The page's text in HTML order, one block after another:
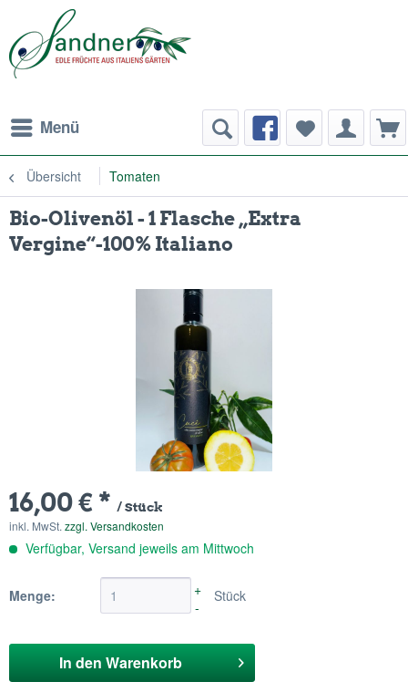
Menü
Übersicht Tomaten
Bio-Olivenöl - 1 Flasche „Extra
Vergine“-100% Italiano
16,00 € * / Stück
inkl. MwSt. zzgl. Versandkosten
Verfügbar, Versand jeweils am Mittwoch
Menge:
+
-
Stück
In den Warenkorb